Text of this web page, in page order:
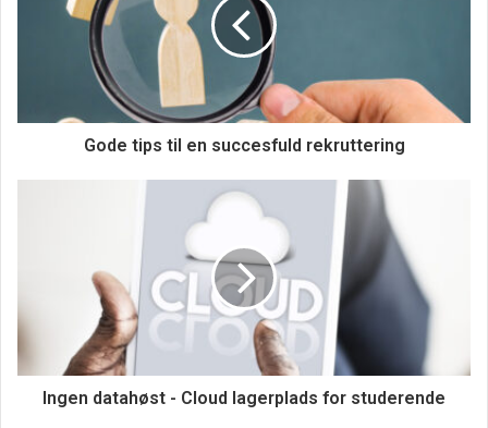
beskrivelse af lejligheden. Beskriv dens størrelse, antal
værelser, badeværelsesfaciliteter og køkkendetaljer.
Oplys også om faciliteter som elevator, vaskemuligheder
og parkering. En omhyggelig beskrivelse kan gøre hele
forskellen for, hvordan potentielle lejere ser din lejlighed.
Indhent referencer fra potentielle
Når du modtager henvendelser fra interesserede lejere,
bør du indhente og tjekke deres referencer samt tidligere
lejeerfaringer og kreditvurderinger. Dette kan give dig
indsigt i lejerens pålidelighed og hjælpe dig med at træffe
en informeret beslutning.
Gode tips til en succesfuld rekruttering
Ingen datahøst - Cloud lagerplads for studerende